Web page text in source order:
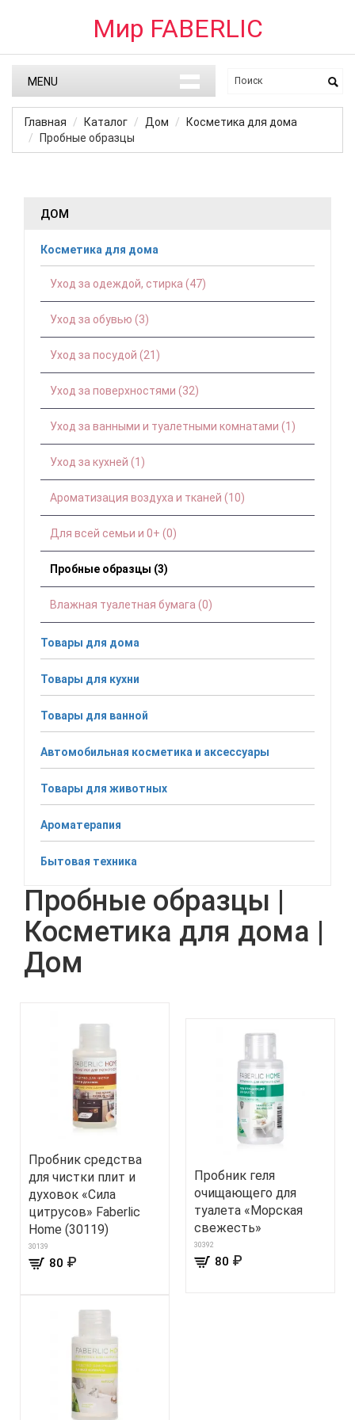
Мир FABERLIC
MENU
Главная Каталог Дом
Косметика для дома
Пробные образцы
ДОМ
Косметика для дома
Уход за одеждой, стирка (47)
Уход за обувью (3)
Уход за посудой (21)
Уход за поверхностями (32)
Уход за ванными и туалетными комнатами (1)
Уход за кухней (1)
Ароматизация воздуха и тканей (10)
Для всей семьи и 0+ (0)
Пробные образцы (3)
Влажная туалетная бумага (0)
Товары для дома
Товары для кухни
Товары для ванной
Автомобильная косметика и аксессуары
Товары для животных
Ароматерапия
Бытовая техника
Пробные образцы |
Косметика для дома |
Дом
Пробник средства
для чистки плит и
духовок «Сила
цитрусов» Faberlic
Home (30119)
30139
80 ₽
Пробник геля
очищающего для
туалета «Морская
свежесть»
30392
80 ₽